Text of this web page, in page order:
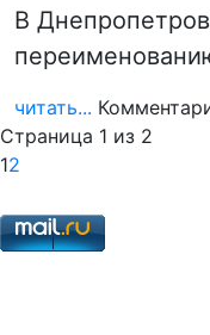
В
читать...
Страница 1 из 2
12